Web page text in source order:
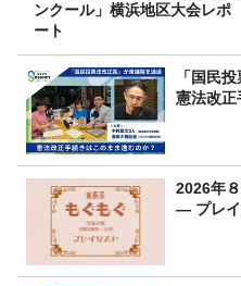
ンクール」横浜地区大会レポ
ート
「国民
憲法改正
2026年
― プレイ